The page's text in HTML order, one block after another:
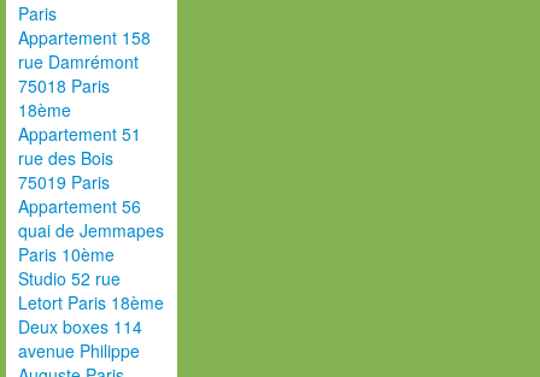
Paris
Appartement 158
rue Damrémont
75018 Paris
18ème
Appartement 51
rue des Bois
75019 Paris
Appartement 56
quai de Jemmapes
Paris 10ème
Studio 52 rue
Letort Paris 18ème
Deux boxes 114
avenue Philippe